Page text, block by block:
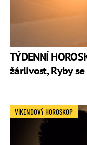
TÝDENNÍ
žárlivost, Ryby
VÍKENDOVÝ HOROSKOP